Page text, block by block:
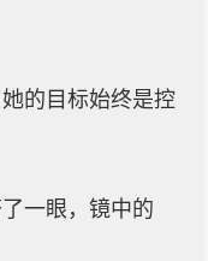
的目标始终是控
一眼，镜中的